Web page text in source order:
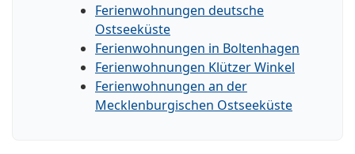
Ferienwohnungen deutsche
Ostseeküste
Ferienwohnungen in Boltenhagen
Ferienwohnungen Klützer Winkel
Ferienwohnungen an der
Mecklenburgischen Ostseeküste